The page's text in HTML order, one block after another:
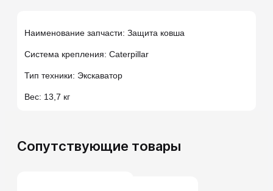
Наименование запчасти: Защита ковша
Система крепления: Caterpillar
Тип техники: Экскаватор
Вес: 13,7 кг
Сопутствующие товары